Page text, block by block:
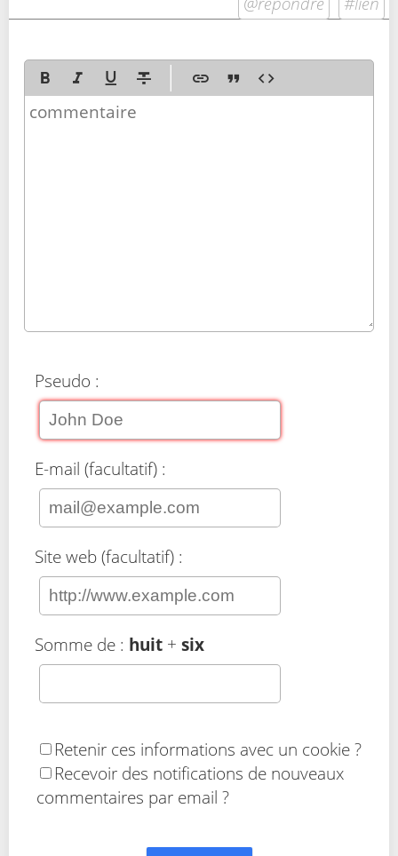
Pseudo :
E-mail (facultatif) :
Site web (facultatif) :
Somme de : huit + six
Retenir ces informations avec un cookie ?
Recevoir des notifications de nouveaux
commentaires par email ?